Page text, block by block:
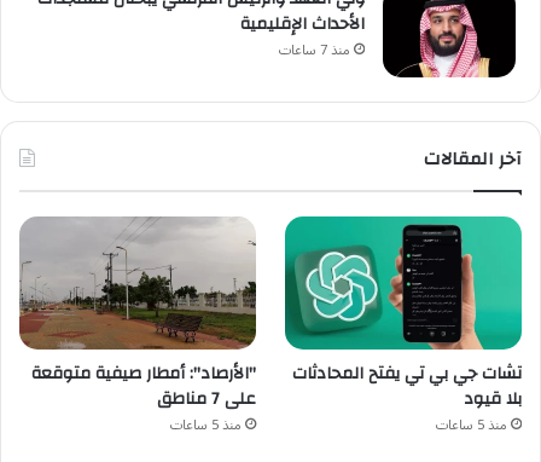
الأحداث الإقليمية
منذ 7 ساعات
آخر المقالات
تشات جي بي تي يفتح المحادثات
بلا قيود
منذ 5 ساعات
"الأرصاد": أمطار صيفية متوقعة
على 7 مناطق
منذ 5 ساعات